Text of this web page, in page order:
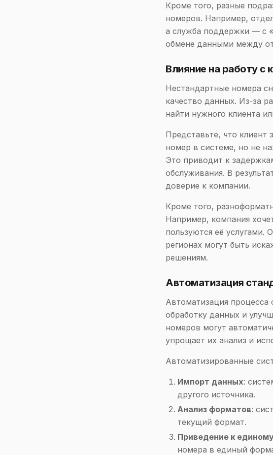
Кроме того, разные
номеров. Например,
а служба поддержки — с
обмене данными между
Влияние на работу с
Нестандартные номера
качество данных. Из-за
найти нужного клиента
Представьте, что клиент
номер в системе, но не
Это приводит к
обслуживания. В
доверие к компании.
Кроме того,
Например, компания
пользуются её
регионах могут быть
решениям.
Автоматизация
Автоматизация процесса
обработку данных и
номеров могут
упрощает их анализ и
Автоматизированные
Импорт данных:
другого источника.
Анализ форматов:
текущий формат.
Приведение к
номера в единый